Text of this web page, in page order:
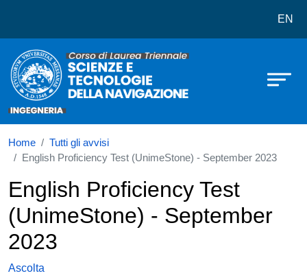
Corso di laurea in Scienze e EN
Home
Tutti gli avvisi
English Proficiency Test (UnimeStone) - September 2023
English Proficiency Test
(UnimeStone) - September
2023
Ascolta